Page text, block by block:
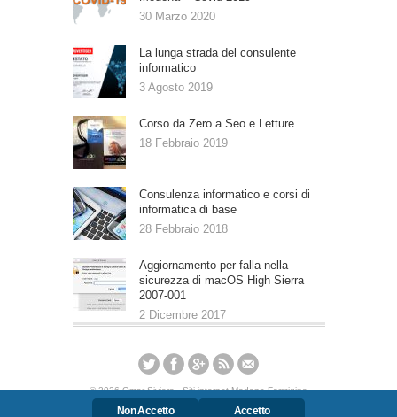
30 Marzo 2020
La lunga strada del consulente
informatico
3 Agosto 2019
Corso da Zero a Seo e Letture
18 Febbraio 2019
Consulenza informatico e corsi di
informatica di base
28 Febbraio 2018
Aggiornamento per falla nella
sicurezza di macOS High Sierra
2007-001
2 Dicembre 2017
©2026 Omar Siviero - Siti internet Modena Formigine
Maranello Bologna, formattazioni computer pc e mac os,
grafica pubblicitaria, corsi di informatica Modena, uso pc e
Non Accetto Accetto